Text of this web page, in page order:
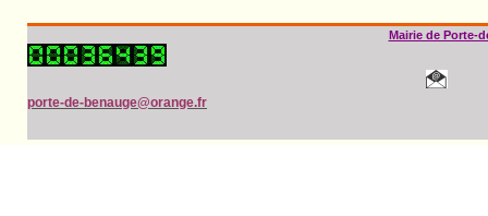
Mairie de Porte-
porte-de-benauge@orange.fr